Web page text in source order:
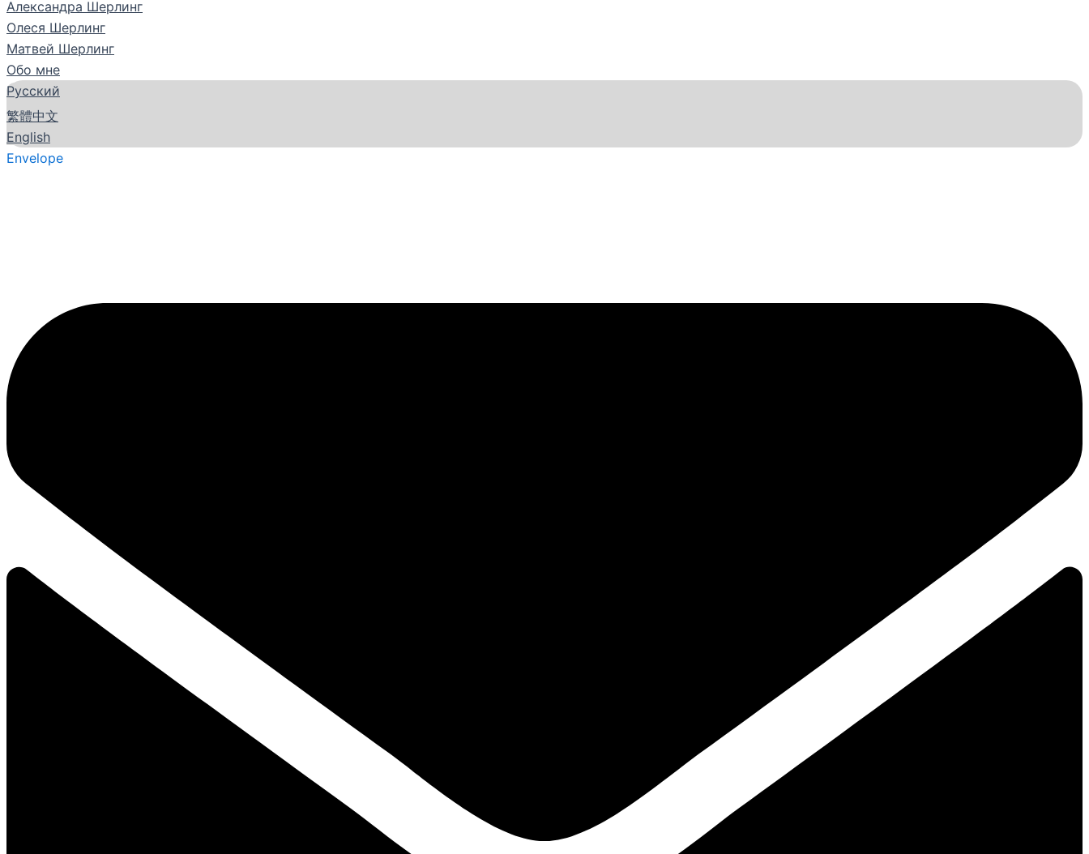
Александра Шерлинг
Олеся Шерлинг
Матвей Шерлинг
Обо мне
Русский
繁體中文
English
Envelope